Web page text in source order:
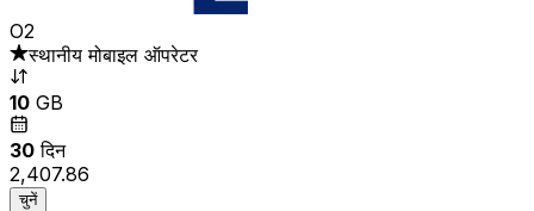
O2
स्थानीय मोबाइल ऑपरेटर
10 GB
30 दिन
₹2,407.86
चुनें